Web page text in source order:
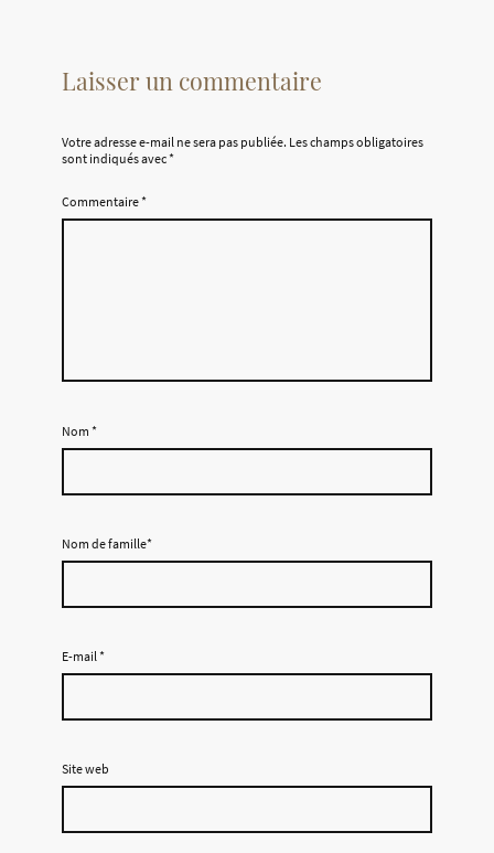
Laisser un commentaire
Votre adresse e-mail ne sera pas publiée. Les champs obligatoires
sont indiqués avec*
Commentaire*
Nom *
Nom de famille*
E-mail*
Site web